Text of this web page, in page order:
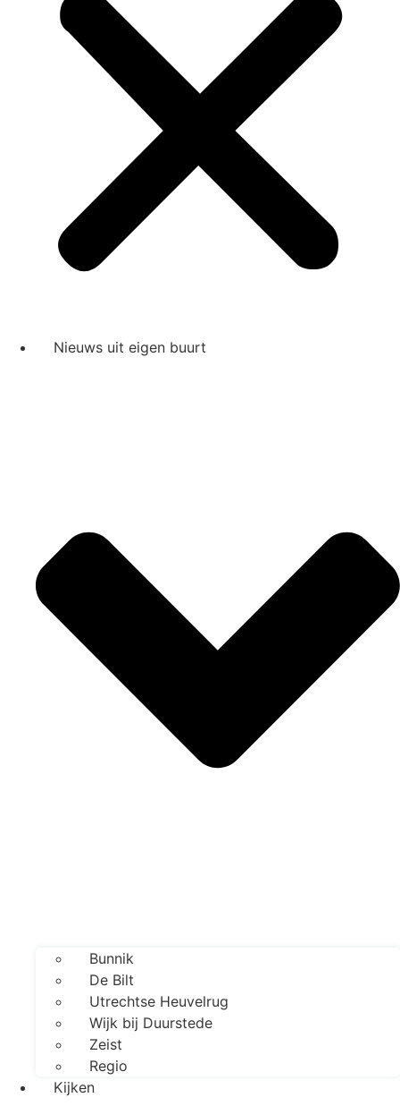
Nieuws uit eigen buurt
Bunnik
De Bilt
Utrechtse Heuvelrug
Wijk bij Duurstede
Zeist
Regio
Kijken